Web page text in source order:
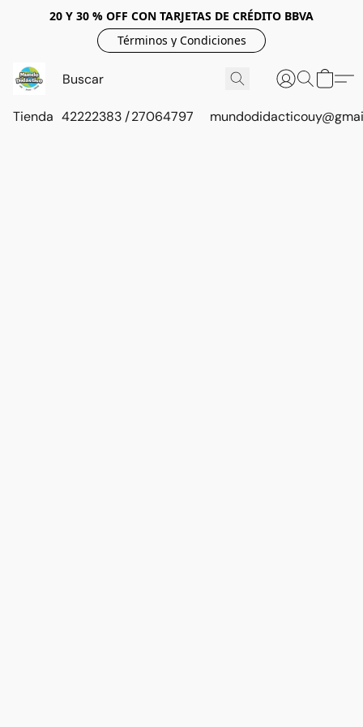
20 Y 30 % OFF CON TARJETAS DE CRÉDITO BBVA
Términos y Condiciones
Tienda 42222383 / 27064797